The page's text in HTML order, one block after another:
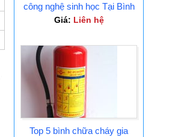
công nghệ sinh học Tại Bình
Dương
Giá: Liên hệ
Top 5 bình chữa cháy gia